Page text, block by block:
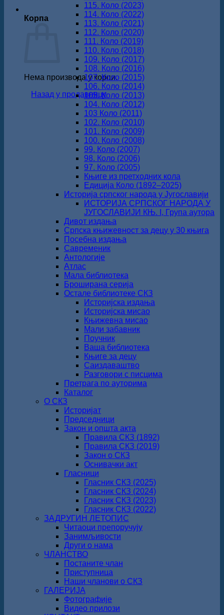
Корпа
Нема производа у корпи.
Назад у продавницу
115. Коло (2023)
114. Коло (2022)
113. Коло (2021)
112. Коло (2020)
111. Коло (2019)
110. Коло (2018)
109. Коло (2017)
108. Коло (2016)
107. Коло (2015)
106. Коло (2014)
105. Коло (2013)
104. Коло (2012)
103 Коло (2011)
102. Коло (2010)
101. Коло (2009)
100. Коло (2008)
99. Коло (2007)
98. Коло (2006)
97. Коло (2005)
Књиге из претходних кола
Едиција Коло (1892‒2025)
Историја српског народа у Југославији
ИСТОРИЈА СРПСКОГ НАРОДА У
ЈУГОСЛАВИЈИ КЊ. I, Група аутора
Дивот издања
Српска књижевност за децу у 30 књига
Посебна издања
Савременик
Антологије
Атлас
Мала библиотека
Броширана серија
Остале библиотеке СКЗ
Историјска издања
Историјска мисао
Књижевна мисао
Мали забавник
Поучник
Ваша библиотека
Књиге за децу
Саиздаваштво
Разговори с писцима
Претрага по ауторима
Каталог
О СКЗ
Историјат
Председници
Закон и општа акта
Правила СКЗ (1892)
Правила СКЗ (2019)
Закон о СКЗ
Оснивачки акт
Гласници
Гласник СКЗ (2025)
Гласник СКЗ (2024)
Гласник СКЗ (2023)
Гласник СКЗ (2022)
ЗАДРУГИН ЛЕТОПИС
Читаоци препоручују
Занимљивости
Други о нама
ЧЛАНСТВО
Постаните члан
Приступница
Наши чланови о СКЗ
ГАЛЕРИЈА
Фотографије
Видео прилози